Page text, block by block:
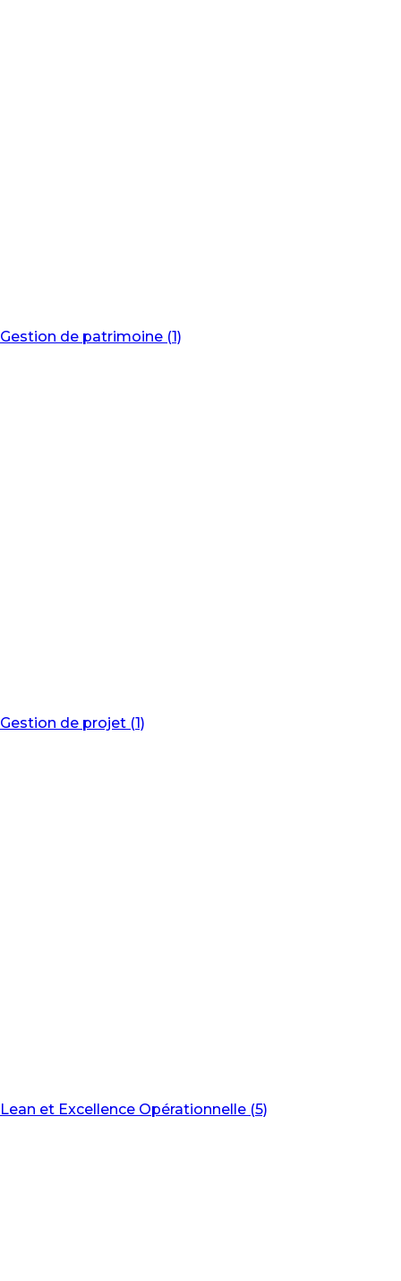
Gestion de patrimoine (1)
Gestion de projet (1)
Lean et Excellence Opérationnelle (5)